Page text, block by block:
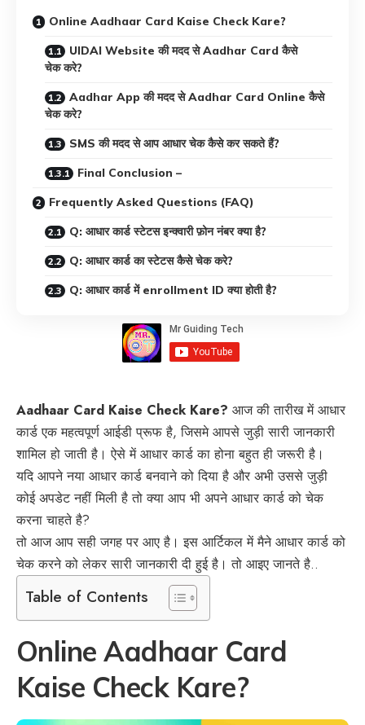
Online Aadhaar Card Kaise Check Kare?
UIDAI Website की मदद से Aadhar Card कैसे
चेक करे?
Aadhar App की मदद से Aadhar Card Online कैसे
चेक करे?
SMS की मदद से आप आधार चेक कैसे कर सकते हैं?
Final Conclusion –
Frequently Asked Questions (FAQ)
Q: आधार कार्ड स्टेटस इन्क्वारी फ़ोन नंबर क्या है?
Q: आधार कार्ड का स्टेटस कैसे चेक करे?
Q: आधार कार्ड में enrollment ID क्या होती है?
Aadhaar Card Kaise Check Kare? आज की तारीख में आधार
कार्ड एक महत्वपूर्ण आईडी प्रूफ है, जिसमे आपसे जुड़ी सारी जानकारी
शामिल हो जाती है। ऐसे में आधार कार्ड का होना बहुत ही जरूरी है।
यदि आपने नया आधार कार्ड बनवाने को दिया है और अभी उससे जुड़ी
कोई अपडेट नहीं मिली है तो क्या आप भी अपने आधार कार्ड को चेक
करना चाहते है?
तो आज आप सही जगह पर आए है। इस आर्टिकल में मैने आधार कार्ड को
चेक करने को लेकर सारी जानकारी दी हुई है। तो आइए जानते है..
Table of Contents
Online Aadhaar Card
Kaise Check Kare?